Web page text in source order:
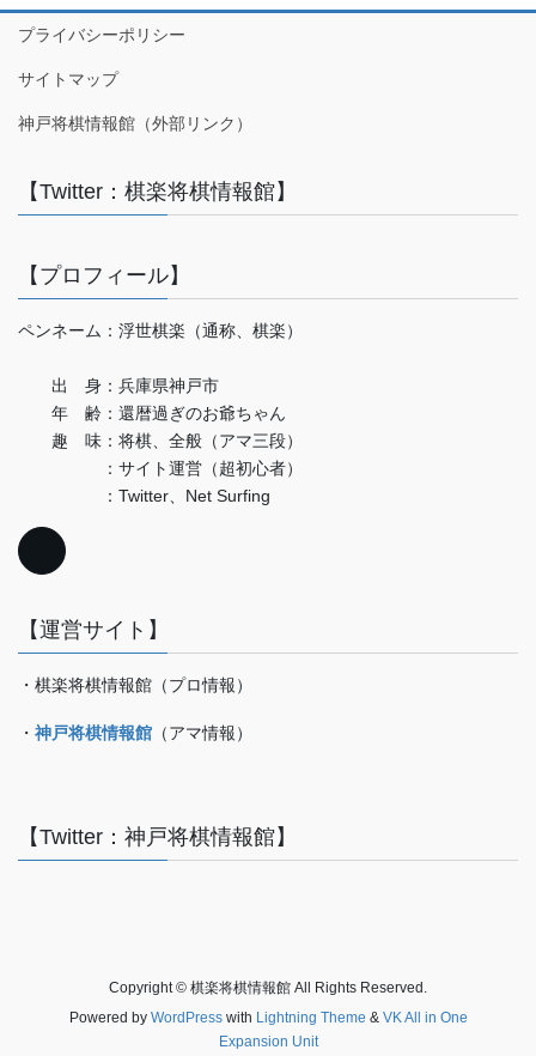
プライバシーポリシー
サイトマップ
神戸将棋情報館（外部リンク）
【Twitter：棋楽将棋情報館】
【プロフィール】
ペンネーム：浮世棋楽（通称、棋楽）
出 身：兵庫県神戸市
年 齢：還暦過ぎのお爺ちゃん
趣 味：将棋、全般（アマ三段）
：サイト運営（超初心者）
：Twitter、Net Surfing
【運営サイト】
・棋楽将棋情報館（プロ情報）
・ 神戸将棋情報館 （アマ情報）
【Twitter：神戸将棋情報館】
Copyright © 棋楽将棋情報館 All Rights Reserved.
Powered by WordPresswith Lightning Theme & VK All in One
Expansion Unit